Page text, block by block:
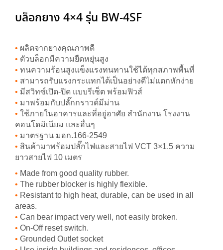
บล็อกยาง 4×4 รุ่น BW-4SF
• ผลิตจากยางคุณภาพดี
• ตัวบล็อกมีความยืดหยุ่นสูง
• ทนความร้อนสูงแข็งแรงทนทานใช้ได้ทุกสภาพพื้นที่
• สามารถรับแรงกระแทกได้เป็นอย่างดีไม่แตกหักง่าย
• มีสวิทซ์เปิด-ปิด แบบรีเซ็ต พร้อมฟิวส์
• มาพร้อมกับปลั๊กกราวด์มีม่าน
• ใช้ภายในอาคารและที่อยู่อาศัย สำนักงาน โรงงาน
คอนโดมิเนียม และอื่นๆ
• มาตรฐาน มอก.166-2549
• สินค้ามาพร้อมปลั๊กไฟและสายไฟ VCT 3×1.5 ความ
ยาวสายไฟ 10 เมตร
• Made from good quality rubber.
• The rubber blocker is highly flexible.
• Resistant to high heat, durable, can be used in all
areas.
• Can bear impact very well, not easily broken.
• On-Off reset switch.
• Grounded Outlet socket